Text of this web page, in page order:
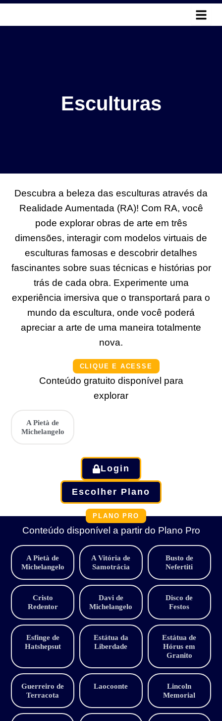
Ir
Esculturas
Descubra a beleza das esculturas através da
Realidade Aumentada (RA)! Com RA, você
pode explorar obras de arte em três
dimensões, interagir com modelos virtuais de
esculturas famosas e descobrir detalhes
fascinantes sobre suas técnicas e histórias por
trás de cada obra. Experimente uma
experiência imersiva que o transportará para o
mundo da escultura, onde você poderá
apreciar a arte de uma maneira totalmente
nova.
CLIQUE E ACESSE
Conteúdo gratuito disponível para
explorar
A Pietà de
Michelangelo
Login
Escolher Plano
PLANO PRO
Conteúdo disponível a partir do Plano Pro
A Pietà de
Michelangelo
A Vitória de
Samotrácia
Busto de
Nefertiti
Cristo
Redentor
Davi de
Michelangelo
Disco de
Festos
Esfinge de
Hatshepsut
Estátua da
Liberdade
Estátua de
Hórus em
Granito
Guerreiro de
Terracota
Laocoonte
Lincoln
Memorial